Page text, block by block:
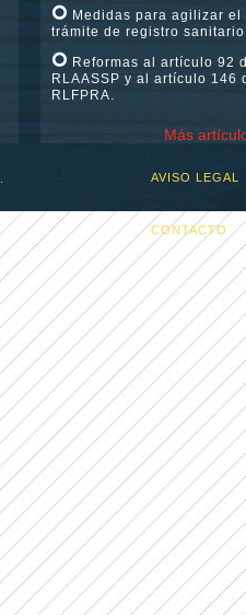
Medidas para agilizar el
trámite de registro
Reformas al artículo 92
RLAASSP y al artículo 146
RLFPRA.
Más
AVISO LEGAL
CONTACTO